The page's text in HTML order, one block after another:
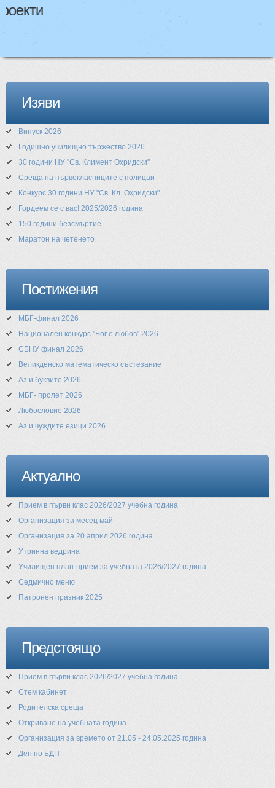
РОДИТЕЛИ
АКТУАЛНА ИНФОРМАЦИЯ
Учим
Изяви
Випуск 2026
Годишно училищно тържество 2026
30 години НУ "Св. Климент Охридски"
Среща на първокласниците с полицаи
Конкурс 30 години НУ "Св. Кл. Охридски"
Гордеем се с вас! 2025/2026 година
150 години безсмъртие
Маратон на четенето
Постижения
МБГ-финал 2026
Национален конкурс "Бог е любов" 2026
СБНУ финал 2026
Великденско математическо състезание
Аз и буквите 2026
МБГ- пролет 2026
Любословие 2026
Аз и чуждите езици 2026
Актуално
Прием в първи клас 2026/2027 учебна година
Организация за месец май
Организация за 20 април 2026 година
Утринна ведрина
Училищен план-прием за учебната 2026/2027 година
Седмично меню
Патронен празник 2025
Предстоящо
Прием в първи клас 2026/2027 учебна година
Стем кабинет
Родителска среща
Откриване на учебната година
Организация за времето от 21.05 - 24.05.2025 година
Ден по БДП